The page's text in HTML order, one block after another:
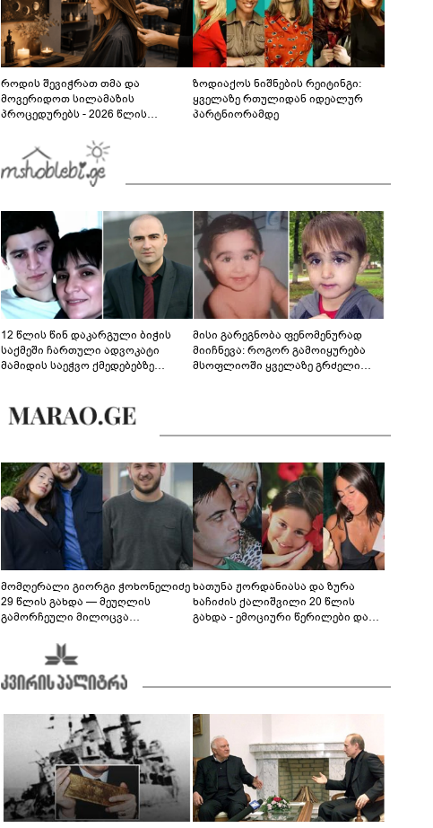
როდის შევიჭრათ თმა და
მოვერიდოთ სილამაზის
პროცედურებს - 2026 წლის
გზამკვლევი
ზოდიაქოს ნიშნების რეიტინგი:
ყველაზე რთულიდან იდეალურ
პარტნიორამდე
12 წლის წინ დაკარგული ბიჭის
საქმეში ჩართული ადვოკატი
მამიდის საეჭვო ქმედებებზე
მოწოდებაზე... წლობით
მიმდინარეობდა საქმის
მისი გარეგნობა ფენომენურად
მიიჩნევა: როგორ გამოიყურება
მსოფლიოში ყველაზე გრძელი
მომღერალი გიორგი ჭოხონელიძე
29 წლის გახდა — მეუღლის
გამორჩეული მილოცვა
ხათუნა ჟორდანიასა და ზურა
ხაჩიძის ქალიშვილი 20 წლის
გახდა - ემოციური წერილები და